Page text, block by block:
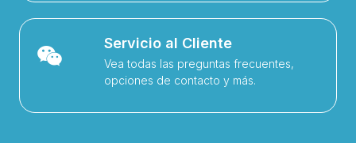
Servicio al Cliente
Vea todas las preguntas frecuentes,
opciones de contacto y más.